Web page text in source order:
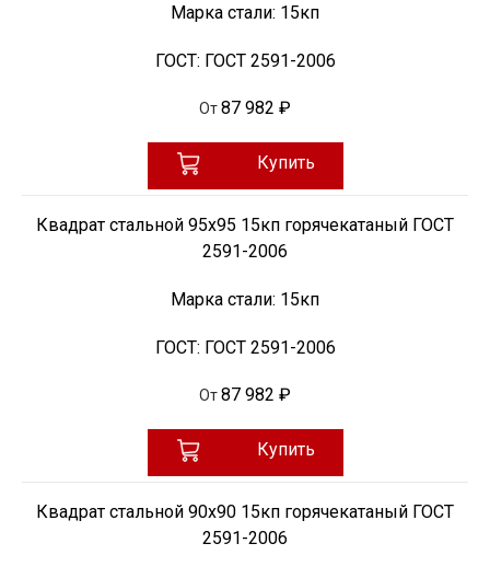
Марка стали: 15кп
ГОСТ: ГОСТ 2591-2006
От87 982 ₽
Купить
Квадрат стальной 95х95 15кп горячекатаный ГОСТ
2591-2006
Марка стали: 15кп
ГОСТ: ГОСТ 2591-2006
От87 982 ₽
Купить
Квадрат стальной 90х90 15кп горячекатаный ГОСТ
2591-2006